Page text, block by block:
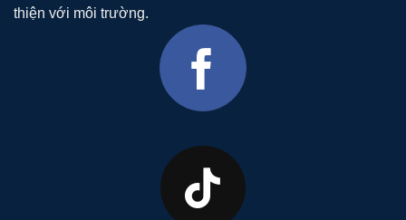
thiện với môi trường.